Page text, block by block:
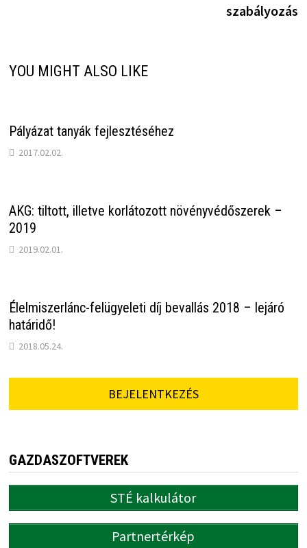
szabályozás
YOU MIGHT ALSO LIKE
Pályázat tanyák fejlesztéséhez
2017.02.02.
AKG: tiltott, illetve korlátozott növényvédőszerek –
2019
2019.02.01.
Élelmiszerlánc-felügyeleti díj bevallás 2018 – lejáró
határidő!
2018.05.24.
BEJELENTKEZÉS
GAZDASZOFTVEREK
STÉ kalkulátor
Partnertérkép